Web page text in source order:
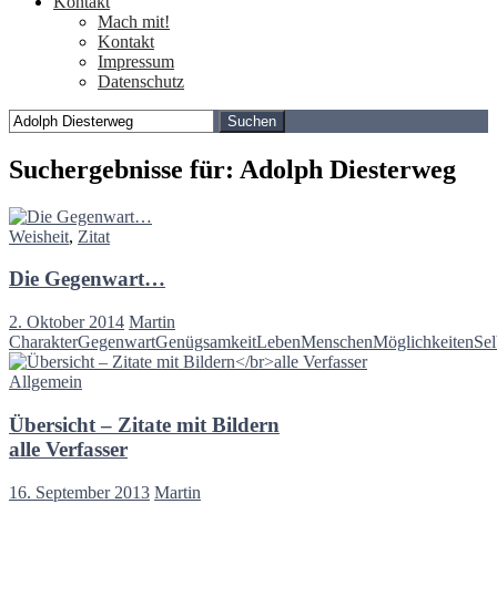
Mach mit!
Kontakt
Impressum
Datenschutz
Suchen
nach:
Suchergebnisse für: Adolph Diesterweg
Weisheit, Zitat
Die Gegenwart…
2. Oktober 2014 Martin
CharakterGegenwartGenügsamkeitLebenMenschenMöglichkeiten
Allgemein
Übersicht – Zitate mit Bildern
alle Verfasser
16. September 2013 Martin